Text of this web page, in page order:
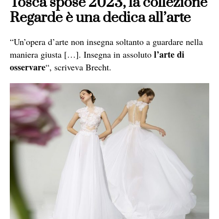
Regardeè una dedica all’arte
“Un’opera d’arte non insegna soltanto a guardare nella
maniera giusta […]. Insegna in assoluto l’arte di
osservare“, scriveva Brecht.